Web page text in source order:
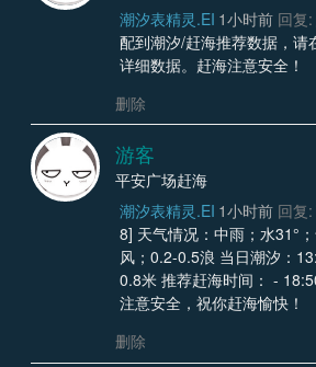
潮汐表精灵.EI 1小时前 回复:
配到潮汐/赶海推荐数据，请
详细数据。赶海注意安全！
删除
游客
平安广场赶海
潮汐表精灵.EI 1小时前 回复:
8] 天气情况：中雨；水31°
风；0.2-0.5浪 当日潮汐：
0.8米 推荐赶海时间： -
注意安全，祝你赶海愉快！
删除